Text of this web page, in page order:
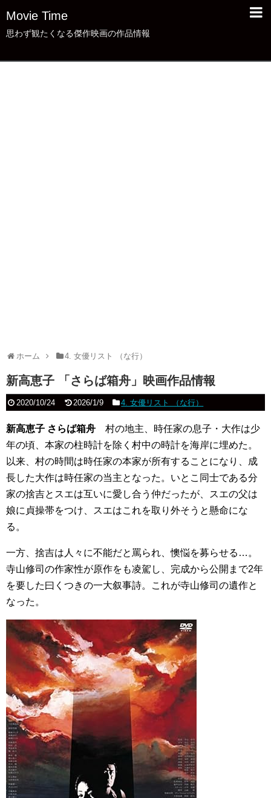
Movie Time
思わず観たくなる傑作映画の作品情報
ホーム 4. 女優リスト （な行）
新高恵子 「さらば箱舟」映画作品情報
2020/10/24 2026/1/9 4. 女優リスト （な行）
新高恵子 さらば箱舟 村の地主、時任家の息子・大作は少
年の頃、本家の柱時計を除く村中の時計を海岸に埋めた。
以来、村の時間は時任家の本家が所有することになり、成
長した大作は時任家の当主となった。いとこ同士である分
家の捨吉とスエは互いに愛し合う仲だったが、スエの父は
娘に貞操帯をつけ、スエはこれを取り外そうと懸命にな
る。
一方、捨吉は人々に不能だと罵られ、懊悩を募らせる…。
寺山修司の作家性が原作をも凌駕し、完成から公開まで2年
を要した曰くつきの一大叙事詩。これが寺山修司の遺作と
なった。